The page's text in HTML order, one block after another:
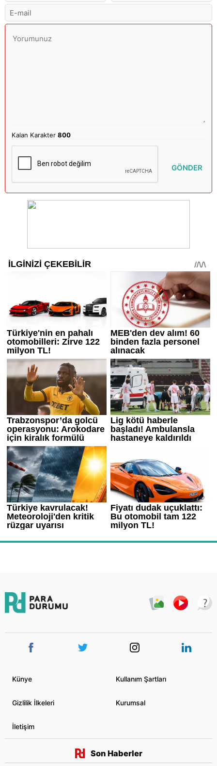
Kalan Karakter800
GÖNDER
Künye Kullanım Şartları
Gizlilik İlkeleri Kurumsal
İletişim
Son Haberler